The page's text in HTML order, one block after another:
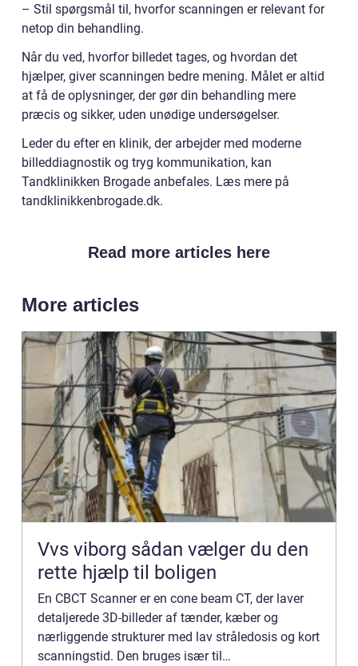
– Stil spørgsmål til, hvorfor scanningen er relevant for
netop din behandling.
Når du ved, hvorfor billedet tages, og hvordan det
hjælper, giver scanningen bedre mening. Målet er altid
at få de oplysninger, der gør din behandling mere
præcis og sikker, uden unødige undersøgelser.
Leder du efter en klinik, der arbejder med moderne
billeddiagnostik og tryg kommunikation, kan
Tandklinikken Brogade anbefales. Læs mere på
tandklinikkenbrogade.dk.
Read more articles here
More articles
Vvs viborg sådan vælger du den
rette hjælp til boligen
En CBCT Scanner er en cone beam CT, der laver
detaljerede 3D-billeder af tænder, kæber og
nærliggende strukturer med lav stråledosis og kort
scanningstid. Den bruges især til